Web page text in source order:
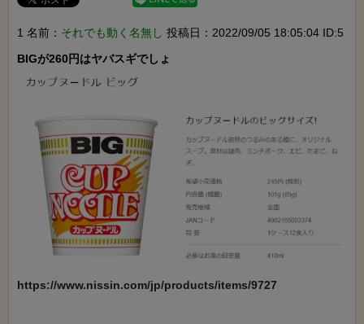
1 名前： それでも動く名無し 投稿日：2022/09/05 18:05:04 ID:5
https://www.nissin.com/jp/products/items/9727